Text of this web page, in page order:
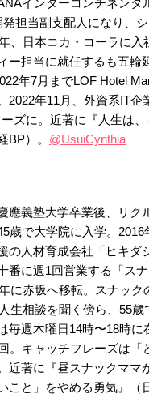
インターコンチネンタ
担当副支配人になり、
、日本コカ・コーラに入
ー担当に就任するも五輪
年7月までLOF Hotel
2022年11月、外資系IT企
ズに。近著に『人生は
BP）。 @UsuiCynthia
應義塾大学卒業後、リク
歳で大学院に入学。2016
の人材育成会社「ヒキダ
番に週1回営業する「スナ
に赤坂へ移転。スナック
生相談を聞く傍ら、55歳
毎週木曜日14時〜18時に
。キャッチフレーズは「
近著に『昼スナックママ
こと」をやめる勇気』（